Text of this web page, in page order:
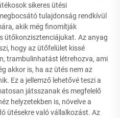
sikeres ütési
tulajdonság rendkívül
akik még finomítják
ütőkonzisztenciájukat. Az anyag
hogy az ütőfelület kissé
trambulinhatást létrehozva, ami
akkor is, ha az ütés nem az
Ez a jellemző lehetővé teszi a
játsszanak és megfelelő
helyzetekben is, növelve a
ütésekre való vállalkozást. Az